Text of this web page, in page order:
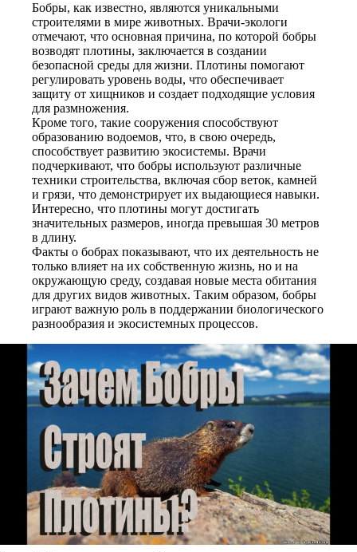
Бобры, как известно, являются уникальными
строителями в мире животных. Врачи-экологи
отмечают, что основная причина, по которой бобры
возводят плотины, заключается в создании
безопасной среды для жизни. Плотины помогают
регулировать уровень воды, что обеспечивает
защиту от хищников и создает подходящие условия
для размножения.
Кроме того, такие сооружения способствуют
образованию водоемов, что, в свою очередь,
способствует развитию экосистемы. Врачи
подчеркивают, что бобры используют различные
техники строительства, включая сбор веток, камней
и грязи, что демонстрирует их выдающиеся навыки.
Интересно, что плотины могут достигать
значительных размеров, иногда превышая 30 метров
в длину.
Факты о бобрах показывают, что их деятельность не
только влияет на их собственную жизнь, но и на
окружающую среду, создавая новые места обитания
для других видов животных. Таким образом, бобры
играют важную роль в поддержании биологического
разнообразия и экосистемных процессов.